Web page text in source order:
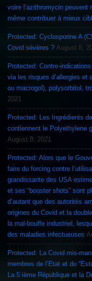
voire l’azithromycin peuvent
même contribuer à mieux
Protected: Cyclosporine A (CSA) pour l’hyper-inflammation des cas
Covid sévères ? August 8,
Protected: Contre-
via les risques d’allergies et
ou macrogol), polysorbitol,
2021
Protected: Les Ingrédients
contiennent le Polyethylene
August 8, 2021
Protected: Alors que le
faire du forcing contre
grandissante des USA
et ses “booster shots” sont
d’autant que des autorités
origines du Covid et la
la mal-bouffe industriel,
des maladies infectueuses
Protected: La Covid mis-
membres de l’Etat et du
La 5 ième République et la